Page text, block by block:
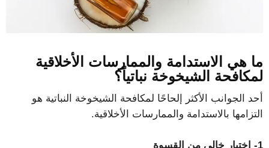
ما هي الاستدامة والممارسات الأخلاقية
لمكافحة الشيخوخة نباتياً؟
أحد الجوانب الأكثر إلحاحًا لمكافحة الشيخوخة النباتية هو
التزامها بالاستدامة والممارسات الأخلاقية.
1- اختبار خالي من القسوة